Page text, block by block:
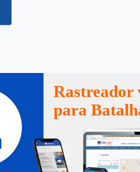
Rastreador
para